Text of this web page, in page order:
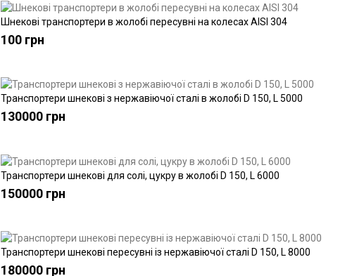
Шнекові транспортери в жолобі пересувні на колесах AISI 304
100 грн
Транспортери шнекові з нержавіючої сталі в жолобі D 150, L 5000
130000 грн
Транспортери шнекові для солі, цукру в жолобі D 150, L 6000
150000 грн
Транспортери шнекові пересувні із нержавіючої сталі D 150, L 8000
180000 грн